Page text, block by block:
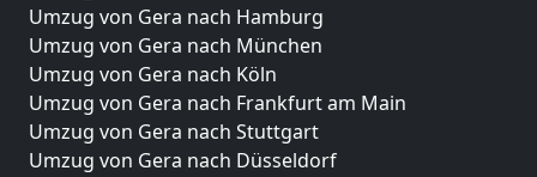
Umzug von Gera nach Hamburg
Umzug von Gera nach München
Umzug von Gera nach Köln
Umzug von Gera nach Frankfurt am Main
Umzug von Gera nach Stuttgart
Umzug von Gera nach Düsseldorf